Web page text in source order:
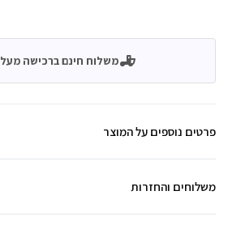
משלוח חינם ברכישה מעל 399 ש"ח
פרטים נוספים על המוצר
משלוחים והחזרות